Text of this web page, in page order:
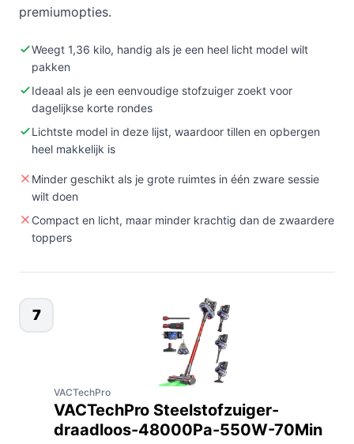
premiumopties.
Weegt 1,36 kilo, handig als je een heel licht model wilt
pakken
Ideaal als je een eenvoudige stofzuiger zoekt voor
dagelijkse korte rondes
Lichtste model in deze lijst, waardoor tillen en opbergen
heel makkelijk is
Minder geschikt als je grote ruimtes in één zware sessie
wilt doen
Compact en licht, maar minder krachtig dan de zwaardere
toppers
7
VACTechPro
VACTechPro Steelstofzuiger-
draadloos-48000Pa-550W-70Min